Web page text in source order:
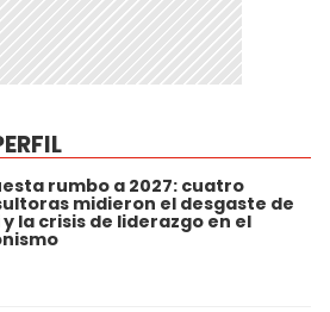
rumbo a 2027: cuatro
midieron el desgaste de
y la crisis de liderazgo en el